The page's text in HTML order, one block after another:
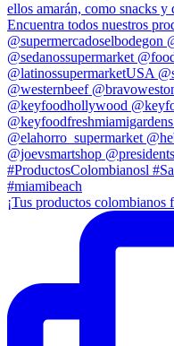
¡Tus productos colombianos